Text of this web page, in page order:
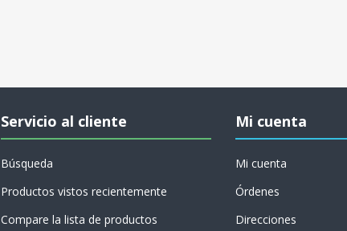
Servicio al cliente
Búsqueda
Productos vistos recientemente
Compare la lista de productos
Mi cuenta
Mi cuenta
Órdenes
Direcciones